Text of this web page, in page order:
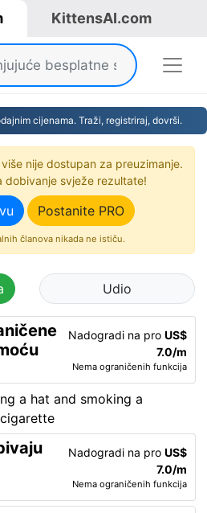
KittensAI.com
cijenama. Traži, registriraj, dovrši.
nije dostupan za preuzimanje.
dobivanje svježe rezultate!
Postanite PRO
članova nikada ne ističu.
Udio
Nadogradi na pro US$
7.0/m
Nema ograničenih funkcija
Nadogradi na pro US$
7.0/m
Nema ograničenih funkcija